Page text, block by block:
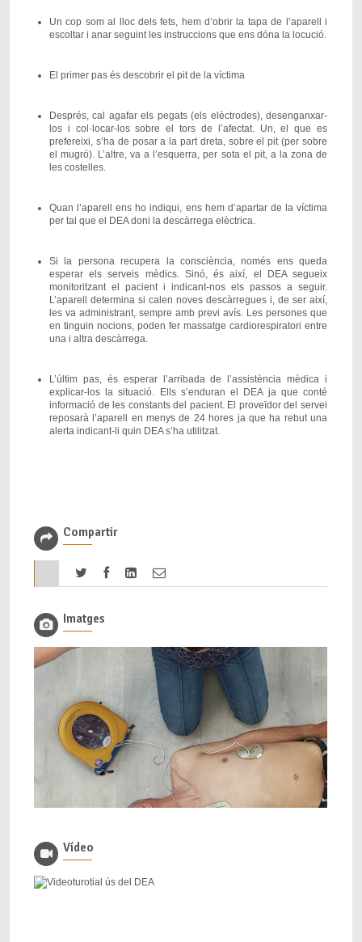
Un cop som al lloc dels fets, hem d’obrir la tapa de l’aparell i
escoltar i anar seguint les instruccions que ens dóna la locució.
El primer pas és descobrir el pit de la víctima
Després, cal agafar els pegats (els elèctrodes), desenganxar-
los i col·locar-los sobre el tors de l’afectat. Un, el que es
prefereixi, s’ha de posar a la part dreta, sobre el pit (per sobre
el mugró). L’altre, va a l’esquerra, per sota el pit, a la zona de
les costelles.
Quan l’aparell ens ho indiqui, ens hem d’apartar de la víctima
per tal que el DEA doni la descàrrega elèctrica.
Si la persona recupera la consciència, només ens queda
esperar els serveis mèdics. Sinó, és així, el DEA segueix
monitoritzant el pacient i indicant-nos els passos a seguir.
L’aparell determina si calen noves descàrregues i, de ser així,
les va administrant, sempre amb previ avís. Les persones que
en tinguin nocions, poden fer massatge cardiorespiratori entre
una i altra descàrrega.
L’últim pas, és esperar l’arribada de l’assistència mèdica i
explicar-los la situació. Ells s’enduran el DEA ja que conté
informació de les constants del pacient. El proveïdor del servei
reposarà l’aparell en menys de 24 hores ja que ha rebut una
alerta indicant-li quin DEA s’ha utilitzat.
Compartir
Imatges
Vídeo